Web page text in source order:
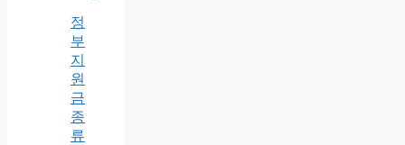
정
부
지
원
금
종
류